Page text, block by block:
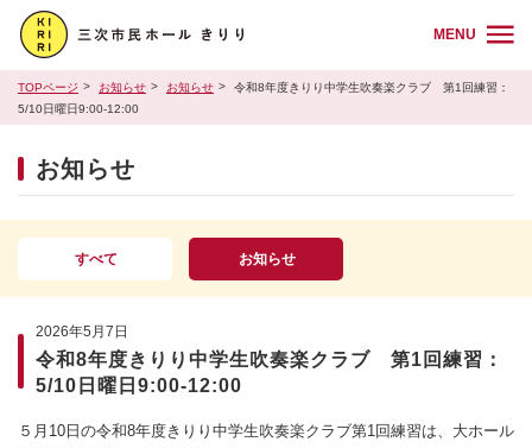
MENU
TOPページ お知らせ お知らせ
令和8年度きりり中学生吹奏楽クラブ 第1回練習：
5/10日曜日9:00-12:00
お知らせ
すべて お知らせ
2026年5月7日
令和8年度きりり中学生吹奏楽クラブ 第1回練習：
5/10日曜日9:00-12:00
５月10日の令和8年度きりり中学生吹奏楽クラブ第1回練習は、大ホール